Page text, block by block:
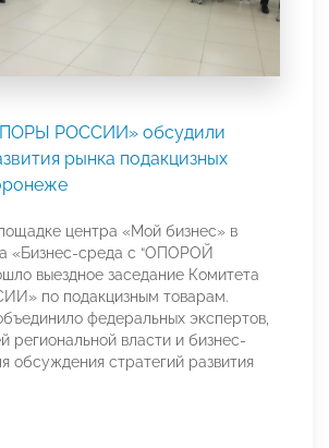
РОССИИ» обсудили
рынка подакцизных
центра «Мой бизнес» в
«Бизнес-среда с “ОПОРОЙ
выездное заседание Комитета
по подакцизным товарам.
федеральных экспертов,
региональной власти и бизнес-
обсуждения стратегий развития